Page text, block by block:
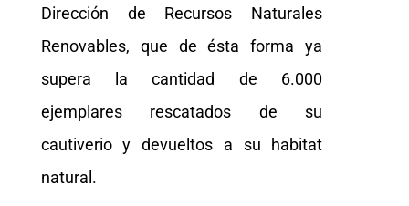
Dirección de Recursos Naturales
Renovables, que de ésta forma ya
supera la cantidad de 6.000
ejemplares rescatados de su
cautiverio y devueltos a su habitat
natural.